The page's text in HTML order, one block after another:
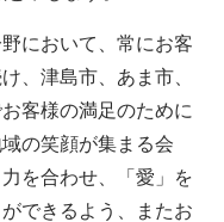
において、常にお客
、津島市、あま市、
客様の満足のために
の笑顔が集まる会
を合わせ、「愛」を
できるよう、またお